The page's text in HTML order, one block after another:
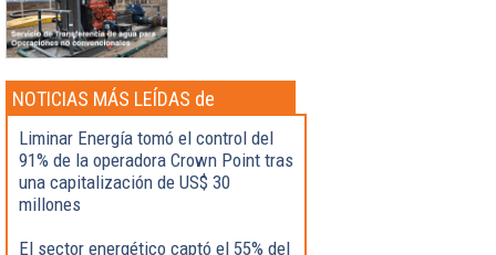
NOTICIAS MÁS LEÍDAS de
Actualidad
Liminar Energía tomó el control del
91% de la operadora Crown Point tras
una capitalización de US$ 30
millones
El sector energético captó el 55% del